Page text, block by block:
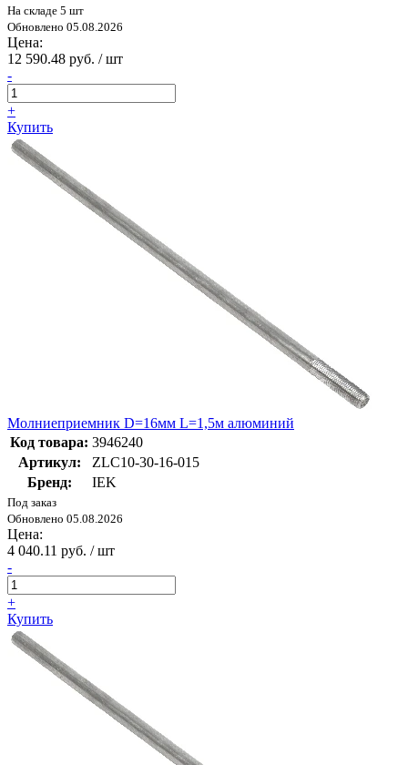
На складе 5 шт
Обновлено 05.08.2026
Цена:
12 590.48 руб. / шт
-
+
Купить
Молниеприемник D=16мм L=1,5м алюминий
Код товара: 3946240
Артикул:
ZLC10-30-16-015
Бренд:
IEK
Под заказ
Обновлено 05.08.2026
Цена:
4 040.11 руб. / шт
-
+
Купить